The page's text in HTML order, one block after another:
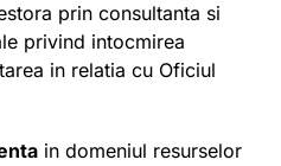
prin consultanta si
privind intocmirea
in relatia cu Oficiul
in domeniul resurselor